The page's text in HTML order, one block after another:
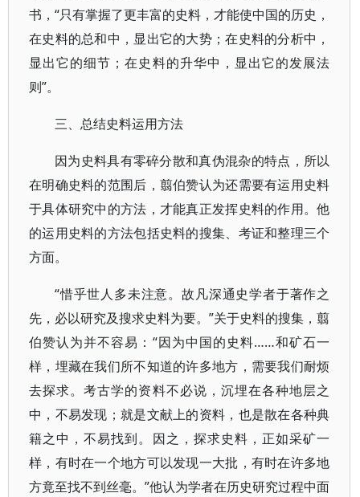
书，“只有掌握了更丰富的史料，才能使中国的历史，
在史料的总和中，显出它的大势；在史料的分析中，
显出它的细节；在史料的升华中，显出它的发展法
则”。
三、总结史料运用方法
因为史料具有零碎分散和真伪混杂的特点，所以
在明确史料的范围后，翦伯赞认为还需要有运用史料
于具体研究中的方法，才能真正发挥史料的作用。他
的运用史料的方法包括史料的搜集、考证和整理三个
方面。
“惜乎世人多未注意。故凡深通史学者于著作之
先，必以研究及搜求史料为要。”关于史料的搜集，翦
伯赞认为并不容易：“因为中国的史料……和矿石一
样，埋藏在我们所不知道的许多地方，需要我们耐烦
去探求。考古学的资料不必说，沉埋在各种地层之
中，不易发现；就是文献上的资料，也是散在各种典
籍之中，不易找到。因之，探求史料，正如采矿一
样，有时在一个地方可以发现一大批，有时在许多地
方竟至找不到丝毫。”他认为学者在历史研究过程中面